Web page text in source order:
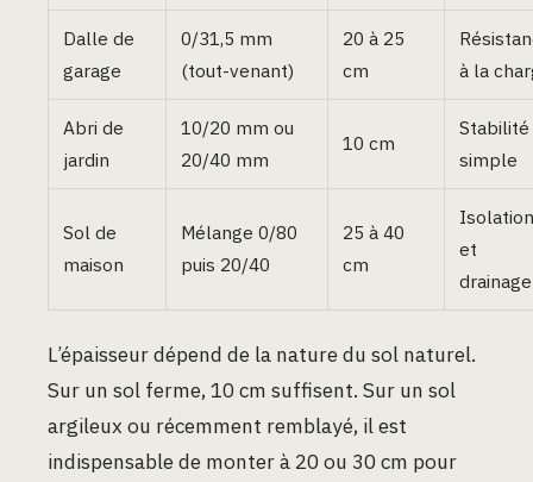
Dalle de
garage
0/31,5 mm
(tout-venant)
20 à 25
cm
à la
Abri de
jardin
10/20 mm ou
20/40 mm
10 cm
Stabilité
simple
Sol de
maison
Mélange 0/80
puis 20/40
25 à 40
cm
Isolation
et
drainage
L’épaisseur dépend de la nature du sol naturel.
Sur un sol ferme, 10 cm suffisent. Sur un sol
argileux ou récemment remblayé, il est
indispensable de monter à 20 ou 30 cm pour